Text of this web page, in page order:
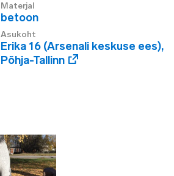
Materjal
betoon
Asukoht
Erika 16 (Arsenali keskuse ees),
Põhja-Tallinn